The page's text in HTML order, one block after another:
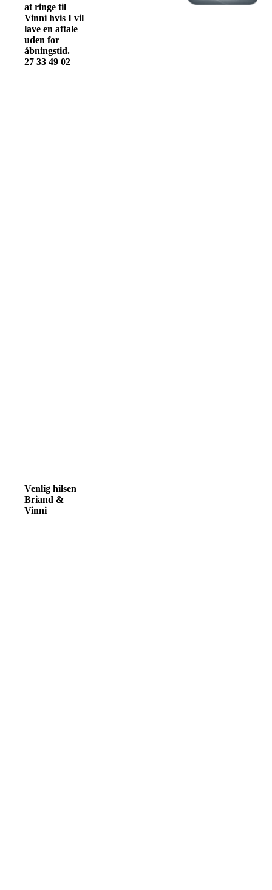
at ringe til
Vinni hvis I vil
lave en aftale
uden for
åbningstid.
27 33 49 02
Venlig hilsen
Briand &
Vinni